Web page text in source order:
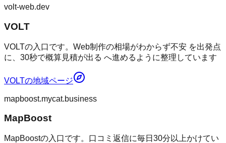
volt-web.dev
VOLT
VOLTの入口です。Web制作の相場がわからず不安 を出発点
に、30秒で概算見積が出る へ進めるように整理しています
VOLTの地域ページ
mapboost.mycat.business
MapBoost
MapBoostの入口です。口コミ返信に毎日30分以上かけてい